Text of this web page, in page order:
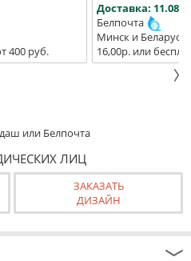
400 руб.
Доставка:
Белпочта
Минск и Беларусь
16,00р. или
или Белпочта
ЛИЦ
ЗАКАЗАТЬ
ДИЗАЙН